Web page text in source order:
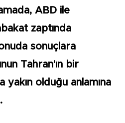
ABD ile
zaptında
sonuçlara
Tahran'ın bir
yakın olduğu anlamına